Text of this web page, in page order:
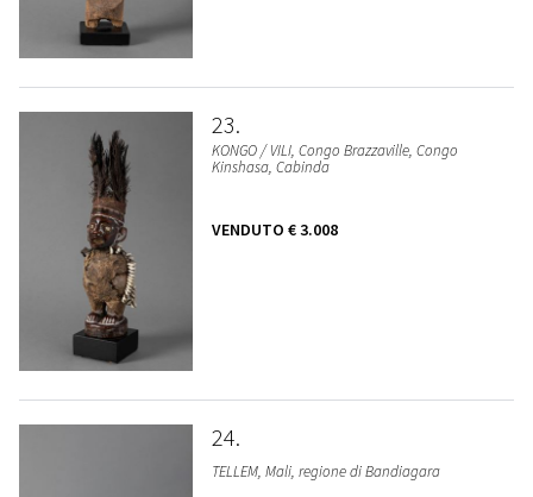
23
KONGO / VILI, Congo Brazzaville, Congo
Kinshasa, Cabinda
VENDUTO € 3.008
24
TELLEM, Mali, regione di Bandiagara